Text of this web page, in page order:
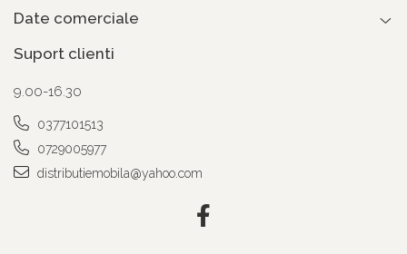
Date comerciale
Suport clienti
9.00-16.30
0377101513
0729005977
distributiemobila@yahoo.com